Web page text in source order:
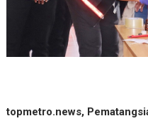
topmetro.news,